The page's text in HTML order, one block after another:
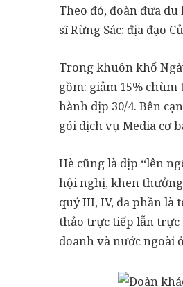
Theo đó, đoàn đưa
sĩ Rừng Sác; địa đạo
Trong khuôn khổ
gồm: giảm 15%
hành dịp 30/4. Bên
gói dịch vụ Media cơ
Hè cũng là dịp “lên
hội nghị, khen
quý III, IV, đa phần là
thảo trực tiếp lẫn trực
doanh và nước ngoài